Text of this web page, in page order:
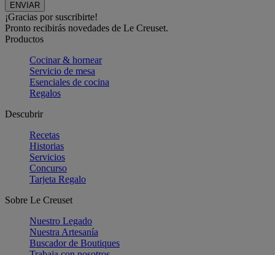
¡Gracias por suscribirte!
Pronto recibirás novedades de Le Creuset.
Productos
Cocinar & hornear
Servicio de mesa
Esenciales de cocina
Regalos
Descubrir
Recetas
Historias
Servicios
Concurso
Tarjeta Regalo
Sobre Le Creuset
Nuestro Legado
Nuestra Artesanía
Buscador de Boutiques